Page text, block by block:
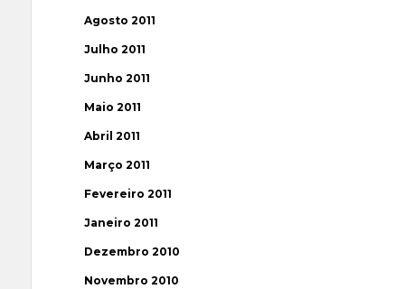
Agosto 2011
Julho 2011
Junho 2011
Maio 2011
Abril 2011
Março 2011
Fevereiro 2011
Janeiro 2011
Dezembro 2010
Novembro 2010